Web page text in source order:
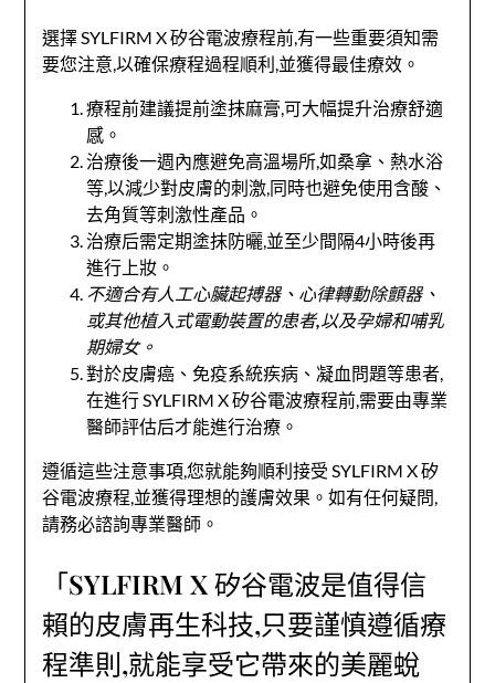
選擇 SYLFIRM X 矽谷電波療程前,有一些重要須知需
要您注意,以確保療程過程順利,並獲得最佳療效。
療程前建議提前塗抹麻膏,可大幅提升治療舒適
感。
治療後一週內應避免高溫場所,如桑拿、熱水浴
等,以減少對皮膚的刺激,同時也避免使用含酸、
去角質等刺激性產品。
治療后需定期塗抹防曬,並至少間隔4小時後再
進行上妝。
不適合有人工心臟起搏器、心律轉動除顫器、
或其他植入式電動裝置的患者,以及孕婦和哺乳
期婦女。
對於皮膚癌、免疫系統疾病、凝血問題等患者,
在進行 SYLFIRM X 矽谷電波療程前,需要由專業
醫師評估后才能進行治療。
遵循這些注意事項,您就能夠順利接受 SYLFIRM X 矽
谷電波療程,並獲得理想的護膚效果。如有任何疑問,
請務必諮詢專業醫師。
「SYLFIRM X 矽谷電波是值得信
賴的皮膚再生科技,只要謹慎遵循療
程準則,就能享受它帶來的美麗蛻